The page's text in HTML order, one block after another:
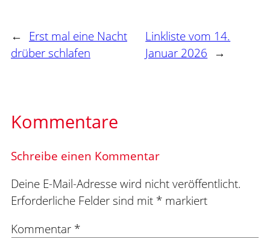
←
Erst mal eine Nacht
drüber schlafen
Linkliste vom 14.
Januar 2026 →
Kommentare
Schreibe einen Kommentar
Deine E-Mail-Adresse wird nicht veröffentlicht.
Erforderliche Felder sind mit * markiert
Kommentar *